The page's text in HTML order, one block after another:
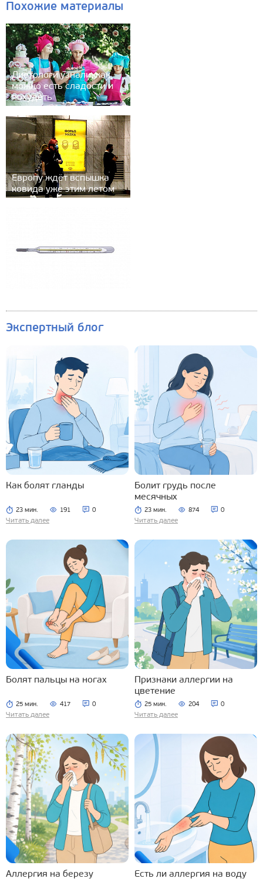
Похожие материалы
Диетологи узнали, как
можно есть сладости и
похудеть
Европу ждёт вспышка
ковида уже этим летом
Экспертный блог
Как болят гланды
23 мин. 191 0
Читать далее
Болит грудь после
месячных
23 мин. 874 0
Читать далее
Болят пальцы на ногах
25 мин. 417 0
Читать далее
Признаки аллергии на
цветение
25 мин. 204 0
Читать далее
Аллергия на березу Есть ли аллергия на воду